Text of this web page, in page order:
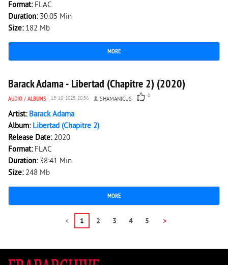
Format: FLAC
Duration: 30:05 Min
Size: 182 Mb
MORE
1 380 0
Barack Adama - Libertad (Chapitre 2) (2020)
AUDIO / ALBUMS 15-10-2025, 20:56 SHAMANICUS 0
Artist: Barack Adama
Album: Libertad (Chapitre 2)
Release Date: 2020
Format: FLAC
Duration: 38:41 Min
Size: 248 Mb
MORE
< 1 2 3 4 5 >